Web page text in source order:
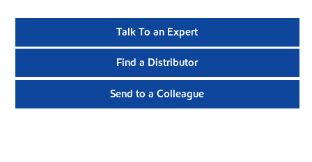
Talk To an Expert
Find a Distributor
Send to a Colleague